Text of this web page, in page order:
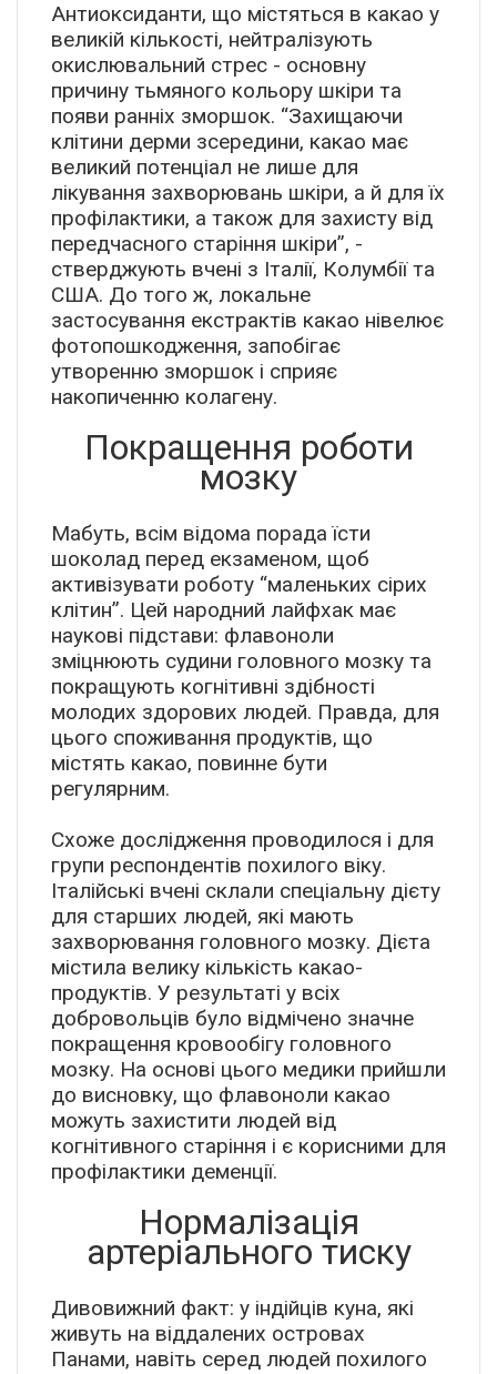
Антиоксиданти, що містяться в какао у
великій кількості, нейтралізують
окислювальний стрес - основну
причину тьмяного кольору шкіри та
появи ранніх зморшок. “Захищаючи
клітини дерми зсередини, какао має
великий потенціал не лише для
лікування захворювань шкіри, а й для їх
профілактики, а також для захисту від
передчасного старіння шкіри”, -
стверджують вчені з Італії, Колумбії та
США. До того ж, локальне
застосування екстрактів какао нівелює
фотопошкодження, запобігає
утворенню зморшок і сприяє
накопиченню колагену.
Покращення роботи
мозку
Мабуть, всім відома порада їсти
шоколад перед екзаменом, щоб
активізувати роботу “маленьких сірих
клітин”. Цей народний лайфхак має
наукові підстави: флавоноли
зміцнюють судини головного мозку та
покращують когнітивні здібності
молодих здорових людей. Правда, для
цього споживання продуктів, що
містять какао, повинне бути
регулярним.
Схоже дослідження проводилося і для
групи респондентів похилого віку.
Італійські вчені склали спеціальну дієту
для старших людей, які мають
захворювання головного мозку. Дієта
містила велику кількість какао-
продуктів. У результаті у всіх
добровольців було відмічено значне
покращення кровообігу головного
мозку. На основі цього медики прийшли
до висновку, що флавоноли какао
можуть захистити людей від
когнітивного старіння і є корисними для
профілактики деменції.
Нормалізація
артеріального тиску
Дивовижний факт: у індійців куна, які
живуть на віддалених островах
Панами, навіть серед людей похилого